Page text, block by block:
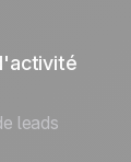
leads